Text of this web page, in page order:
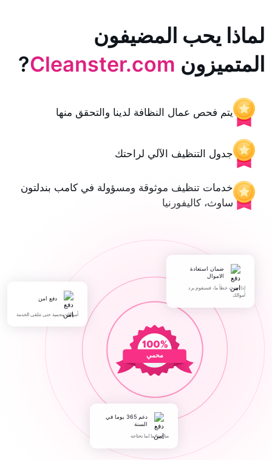
المضيفون
Cleanster.com
?
عمال النظافة لدينا والتحقق منها
التنظيف الآلي لراحتك
تنظيف موثوقة ومسؤولة في كامب بندلتون
كاليفورنيا
محمي
دفع امن
أموالك محمية حتى تتلقى الخدمة
متاح دائما لما تحتاجه